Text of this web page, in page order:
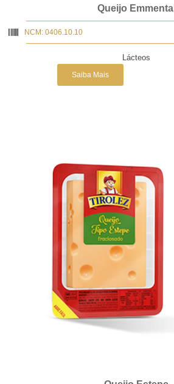
Queijo Emmental
NCM: 0406.10.10
Lácteos
Saiba Mais